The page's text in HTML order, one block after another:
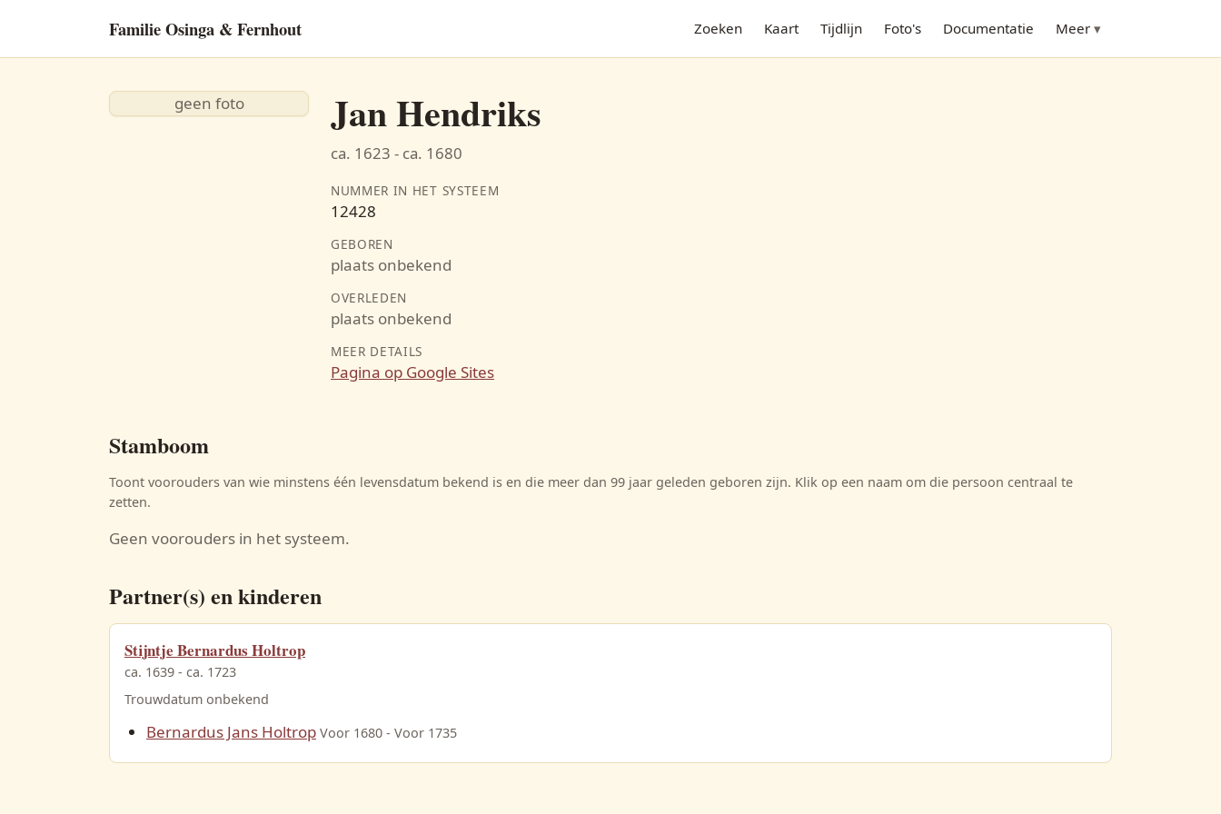
Familie Osinga & Fernhout Zoeken Kaart Tijdlijn Foto's Documentatie Meer
geen foto Jan Hendriks
ca. 1623 - ca. 1680
NUMMER IN HET SYSTEEM
12428
GEBOREN
plaats onbekend
OVERLEDEN
plaats onbekend
MEER DETAILS
Pagina op Google Sites
Stamboom
Toont voorouders van wie minstens één levensdatum bekend is en die meer dan 99 jaar geleden geboren zijn. Klik op een naam om die persoon centraal te
zetten.
Geen voorouders in het systeem.
Partner(s) en kinderen
Stijntje Bernardus Holtrop
ca. 1639 - ca. 1723
Trouwdatum onbekend
Bernardus Jans Holtrop Voor 1680 - Voor 1735